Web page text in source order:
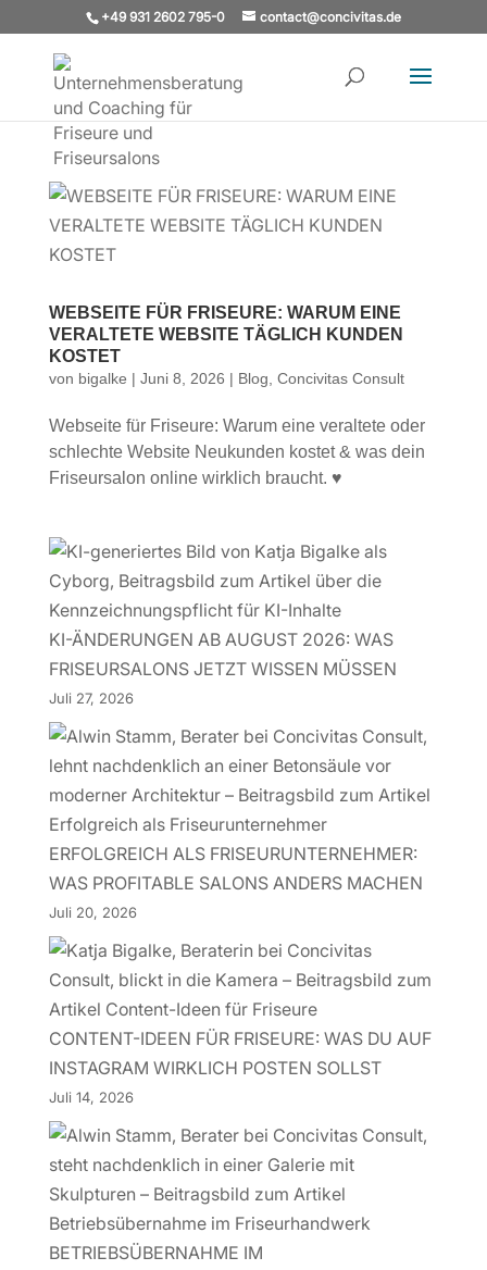
+49 931 2602 795-0 contact@concivitas.de
WEBSEITE FÜR FRISEURE: WARUM EINE
VERALTETE WEBSITE TÄGLICH KUNDEN
KOSTET
von bigalke | Juni 8, 2026 | Blog Concivitas Consult
Webseite für Friseure: Warum eine veraltete oder
schlechte Website Neukunden kostet & was dein
Friseursalon online wirklich braucht. ♥
KI-ÄNDERUNGEN AB AUGUST 2026: WAS
FRISEURSALONS JETZT WISSEN MÜSSEN
Juli 27, 2026
ERFOLGREICH ALS FRISEURUNTERNEHMER:
WAS PROFITABLE SALONS ANDERS MACHEN
Juli 20, 2026
CONTENT-IDEEN FÜR FRISEURE: WAS DU AUF
INSTAGRAM WIRKLICH POSTEN SOLLST
Juli 14, 2026
BETRIEBSÜBERNAHME IM